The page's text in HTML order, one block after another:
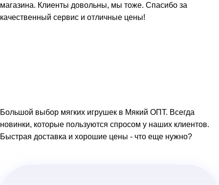
магазина. Клиенты довольны, мы тоже. Спасибо за
качественный сервис и отличные цены!
Большой выбор мягких игрушек в Мякий ОПТ. Всегда
новинки, которые пользуются спросом у наших клиентов.
Быстрая доставка и хорошие цены - что еще нужно?